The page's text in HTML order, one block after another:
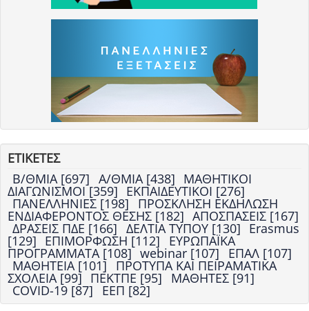
ΕΤΙΚΕΤΕΣ
Β/ΘΜΙΑ [697] Α/ΘΜΙΑ [438] ΜΑΘΗΤΙΚΟΙ
ΔΙΑΓΩΝΙΣΜΟΙ [359] ΕΚΠΑΙΔΕΥΤΙΚΟΙ [276]
ΠΑΝΕΛΛΗΝΙΕΣ [198] ΠΡΟΣΚΛΗΣΗ ΕΚΔΗΛΩΣΗ
ΕΝΔΙΑΦΕΡΟΝΤΟΣ ΘΕΣΗΣ [182] ΑΠΟΣΠΑΣΕΙΣ [167]
ΔΡΑΣΕΙΣ ΠΔΕ [166] ΔΕΛΤΙΑ ΤΥΠΟΥ [130] Erasmus
[129] ΕΠΙΜΟΡΦΩΣΗ [112] ΕΥΡΩΠΑΪΚΑ
ΠΡΟΓΡΑΜΜΑΤΑ [108] webinar [107] ΕΠΑΛ [107]
ΜΑΘΗΤΕΙΑ [101] ΠΡΟΤΥΠΑ ΚΑΙ ΠΕΙΡΑΜΑΤΙΚΑ
ΣΧΟΛΕΙΑ [99] ΠΕΚΤΠΕ [95] ΜΑΘΗΤΕΣ [91]
COVID-19 [87] ΕΕΠ [82]